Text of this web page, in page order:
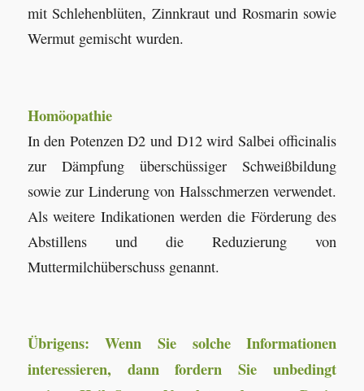
mit Schlehenblüten, Zinnkraut und Rosmarin sowie
Wermut gemischt wurden.
Homöopathie
In den Potenzen D2 und D12 wird Salbei officinalis
zur Dämpfung überschüssiger Schweißbildung
sowie zur Linderung von Halsschmerzen verwendet.
Als weitere Indikationen werden die Förderung des
Abstillens und die Reduzierung von
Muttermilchüberschuss genannt.
Übrigens: Wenn Sie solche Informationen
interessieren, dann fordern Sie unbedingt